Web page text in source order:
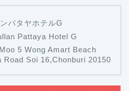
パタヤホテルG
Pattaya Hotel G
5 Wong Amart Beach
Road Soi 16,Chonburi 20150